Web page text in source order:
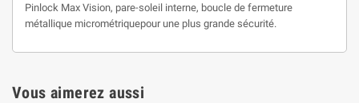
Pinlock Max Vision, pare-soleil interne, boucle de fermeture
métallique micrométriquepour une plus grande sécurité.
Vous aimerez aussi